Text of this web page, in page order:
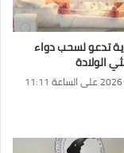
تدعو لسحب دواء
الولادة
21 مارس 2026 على الساعة 11:11